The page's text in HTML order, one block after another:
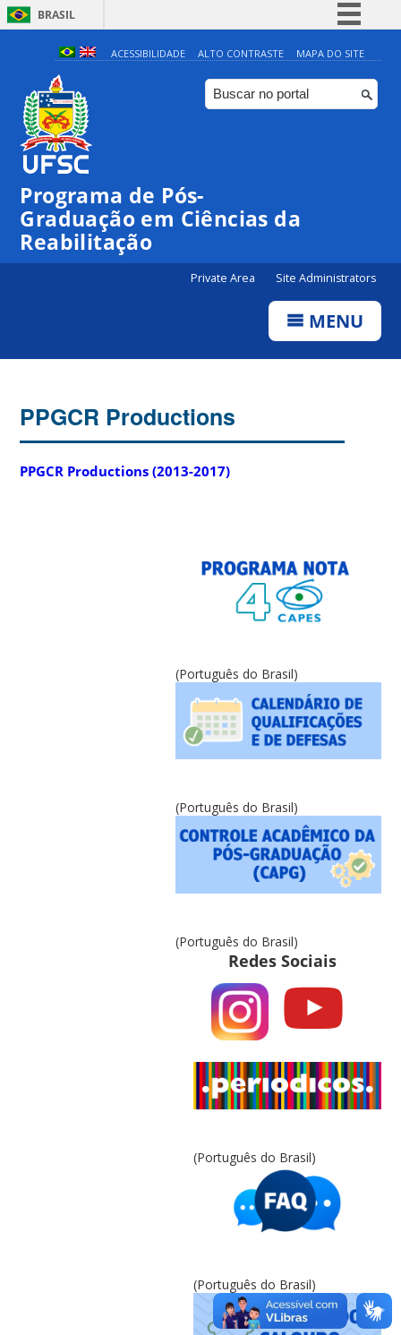
BRASIL
Simplifique!
Comunica BR
Participe
ACESSIBILIDADE ALTO CONTRASTE MAPA DO SITE
Programa de Pós-
Graduação em Ciências da
Reabilitação
Private Area Site Administrators
MENU
PPGCR Productions
PPGCR Productions (2013-2017)
(Português do Brasil)
(Português do Brasil)
(Português do Brasil)
Redes Sociais
(Português do Brasil)
(Português do Brasil)